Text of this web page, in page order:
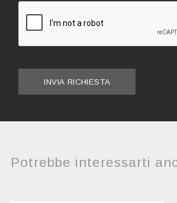
INVIA RICHIESTA
Potrebbe interessarti